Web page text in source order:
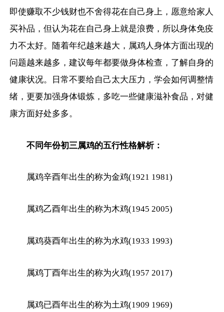
即使赚取不少钱财也不舍得花在自己身上，愿意给家人
买补品，但认为花在自己身上就是浪费，所以身体免疫
力不太好。随着年纪越来越大，属鸡人身体方面出现的
问题越来越多，建议每年都要做身体检查，了解自身的
健康状况。日常不要给自己太大压力，学会如何调整情
绪，更要加强身体锻炼，多吃一些健康滋补食品，对健
康方面好处多多。
不同年份初三属鸡的五行性格解析：
属鸡辛酉年出生的称为金鸡(1921 1981)
属鸡乙酉年出生的称为木鸡(1945 2005)
属鸡葵酉年出生的称为水鸡(1933 1993)
属鸡丁酉年出生的称为火鸡(1957 2017)
属鸡已酉年出生的称为土鸡(1909 1969)